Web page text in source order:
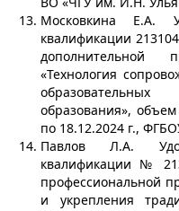
Московкина Е.А.
квалификации
дополнительной
«Технология
образования»,
по 18.12.2024 г.,
Павлов Л.А.
квалификации №
профессиональной
и укрепления